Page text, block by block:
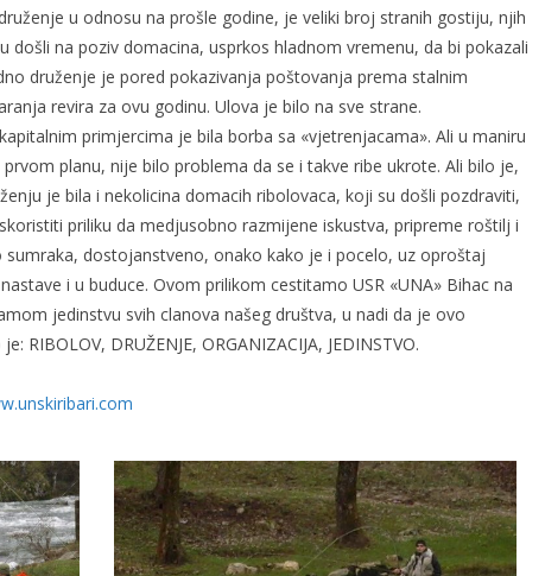
u odnosu na prošle godine, je veliki broj stranih gostiju, njih
došli na poziv domacina, usprkos hladnom vremenu, da bi pokazali
druženje je pored pokazivanja poštovanja prema stalnim
revira za ovu godinu. Ulova je bilo na sve strane.
kapitalnim primjercima je bila borba sa «vjetrenjacama». Ali u maniru
planu, nije bilo problema da se i takve ribe ukrote. Ali bilo je,
je bila i nekolicina domacih ribolovaca, koji su došli pozdraviti,
priliku da medjusobno razmijene iskustva, pripreme roštilj i
dostojanstveno, onako kako je i pocelo, uz oproštaj
i u buduce. Ovom prilikom cestitamo USR «UNA» Bihac na
jedinstvu svih clanova našeg društva, u nadi da je ovo
DRUŽENJE, ORGANIZACIJA, JEDINSTVO.